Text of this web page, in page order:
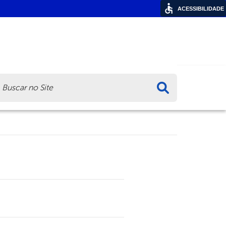
ACESSIBILIDADE